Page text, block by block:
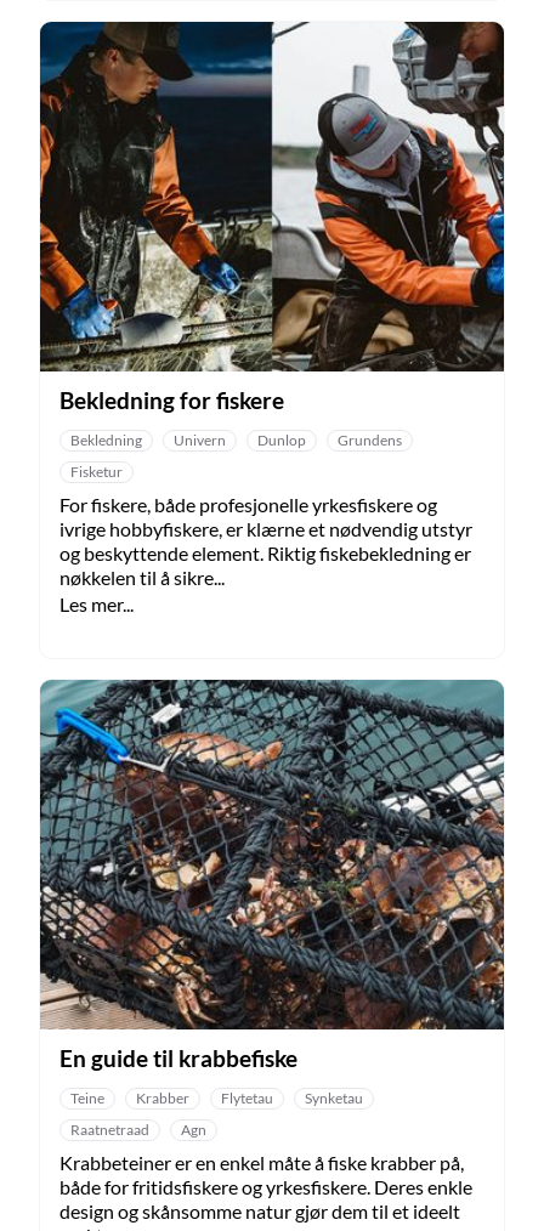
Bekledning for fiskere
Bekledning Univern Dunlop
Grundens
Fisketur
For fiskere, både profesjonelle yrkesfiskere og
ivrige hobbyfiskere, er klærne et nødvendig utstyr
og beskyttende element. Riktig fiskebekledning er
nøkkelen til å sikre...
Les mer...
En guide til krabbefiske
Teine Krabber Flytetau
Synketau
Raatnetraad
Agn
Krabbeteiner er en enkel måte å fiske krabber på,
både for fritidsfiskere og yrkesfiskere. Deres enkle
design og skånsomme natur gjør dem til et ideelt